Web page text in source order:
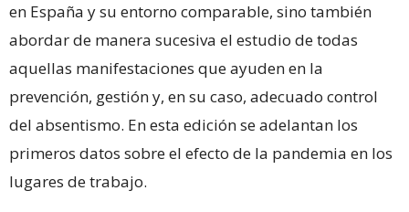
en España y su entorno comparable, sino también
abordar de manera sucesiva el estudio de todas
aquellas manifestaciones que ayuden en la
prevención, gestión y, en su caso, adecuado control
del absentismo. En esta edición se adelantan los
primeros datos sobre el efecto de la pandemia en los
lugares de trabajo.